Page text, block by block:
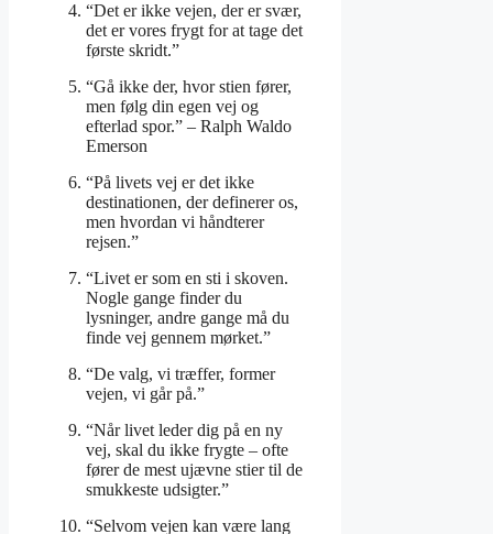
“Det er ikke vejen, der er svær,
det er vores frygt for at tage det
første skridt.”
“Gå ikke der, hvor stien fører,
men følg din egen vej og
efterlad spor.” – Ralph Waldo
Emerson
“På livets vej er det ikke
destinationen, der definerer os,
men hvordan vi håndterer
rejsen.”
“Livet er som en sti i skoven.
Nogle gange finder du
lysninger, andre gange må du
finde vej gennem mørket.”
“De valg, vi træffer, former
vejen, vi går på.”
“Når livet leder dig på en ny
vej, skal du ikke frygte – ofte
fører de mest ujævne stier til de
smukkeste udsigter.”
“Selvom vejen kan være lang